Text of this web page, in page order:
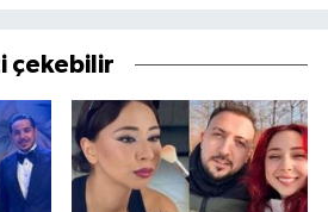
çekebilir